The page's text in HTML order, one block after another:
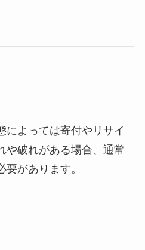
によっては寄付やリサイ
や破れがある場合、通常
があります。